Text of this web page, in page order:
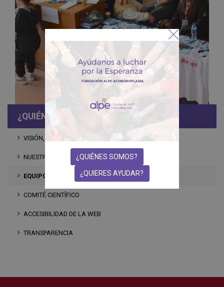
¿QUIÉNES SOMOS?
VISIÓN, PRINCIPIOS Y OBJETIVOS
NUESTRA HISTORIA
EQUIPO
COMITÉ CIENTÍFICO
ACCESIBILIDAD DE LA WEB
TRANSPARENCIA
VOLUNTARIADO
¿QUIÉNES SOMOS?
¿QUIERES AYUDAR?